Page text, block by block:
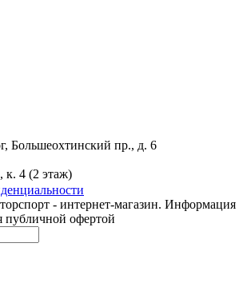
Большеохтинский пр., д. 6
к. 4 (2 этаж)
- интернет-магазин. Информация
публичной офертой